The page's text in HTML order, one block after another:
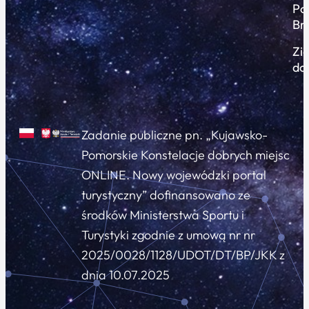
Zadanie publiczne pn. „Kujawsko-
Pomorskie Konstelacje dobrych miejsc
ONLINE. Nowy wojewódzki portal
turystyczny” dofinansowano ze
środków Ministerstwa Sportu i
Turystyki zgodnie z umową nr nr
2025/0028/1128/UDOT/DT/BP/JKK z
dnia 10.07.2025